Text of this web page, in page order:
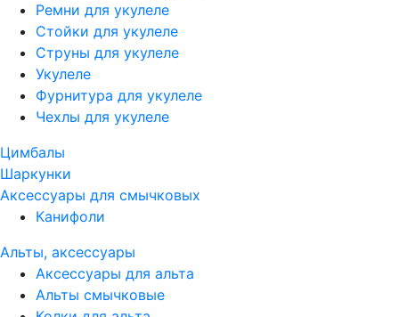
Ремни для укулеле
Стойки для укулеле
Струны для укулеле
Укулеле
Фурнитура для укулеле
Чехлы для укулеле
Цимбалы
Шаркунки
Аксессуары для смычковых
Канифоли
Альты, аксессуары
Аксессуары для альта
Альты смычковые